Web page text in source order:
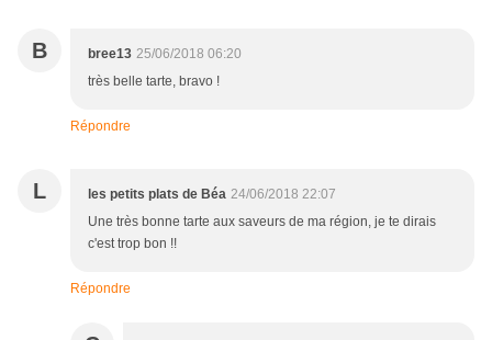
B bree13 25/06/2018 06:20
très belle tarte, bravo !
Répondre
L les petits plats de Béa 24/06/2018 22:07
Une très bonne tarte aux saveurs de ma région, je te dirais
c'est trop bon !!
Répondre